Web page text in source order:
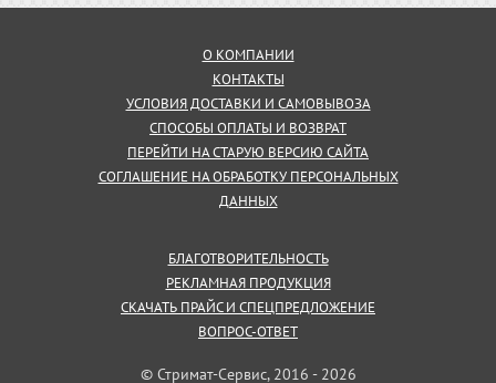
О КОМПАНИИ
КОНТАКТЫ
УСЛОВИЯ ДОСТАВКИ И САМОВЫВОЗА
СПОСОБЫ ОПЛАТЫ И ВОЗВРАТ
ПЕРЕЙТИ НА СТАРУЮ ВЕРСИЮ САЙТА
СОГЛАШЕНИЕ НА ОБРАБОТКУ ПЕРСОНАЛЬНЫХ
ДАННЫХ
БЛАГОТВОРИТЕЛЬНОСТЬ
РЕКЛАМНАЯ ПРОДУКЦИЯ
СКАЧАТЬ ПРАЙС И СПЕЦПРЕДЛОЖЕНИЕ
ВОПРОС-ОТВЕТ
© Стримат-Сервис, 2016 - 2026